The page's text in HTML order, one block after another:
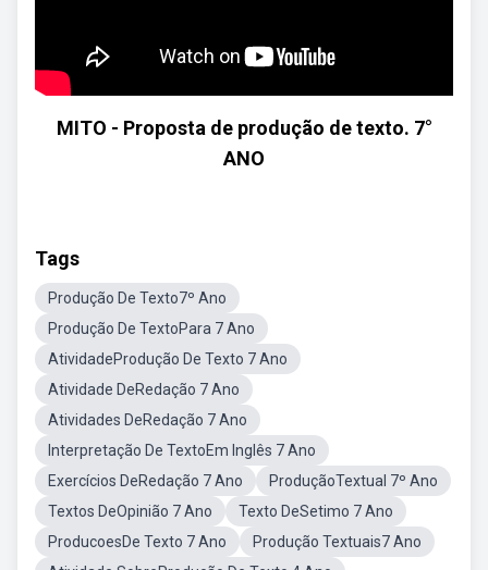
MITO - Proposta de produção de texto. 7°
ANO
Tags
Produção De Texto7º Ano
Produção De TextoPara 7 Ano
AtividadeProdução De Texto 7 Ano
Atividade DeRedação 7 Ano
Atividades DeRedação 7 Ano
Interpretação De TextoEm Inglês 7 Ano
Exercícios DeRedação 7 Ano
ProduçãoTextual 7º Ano
Textos DeOpinião 7 Ano
Texto DeSetimo 7 Ano
ProducoesDe Texto 7 Ano
Produção Textuais7 Ano